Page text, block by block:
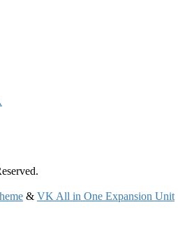
& VK All in One Expansion Unit